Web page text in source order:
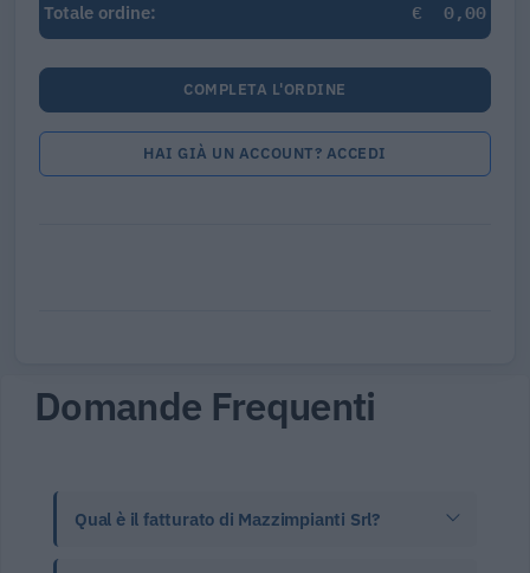
Totale ordine:
€ 0,00
COMPLETA L'ORDINE
HAI GIÀ UN ACCOUNT? ACCEDI
Domande Frequenti
Qual è il fatturato di Mazzimpianti Srl?